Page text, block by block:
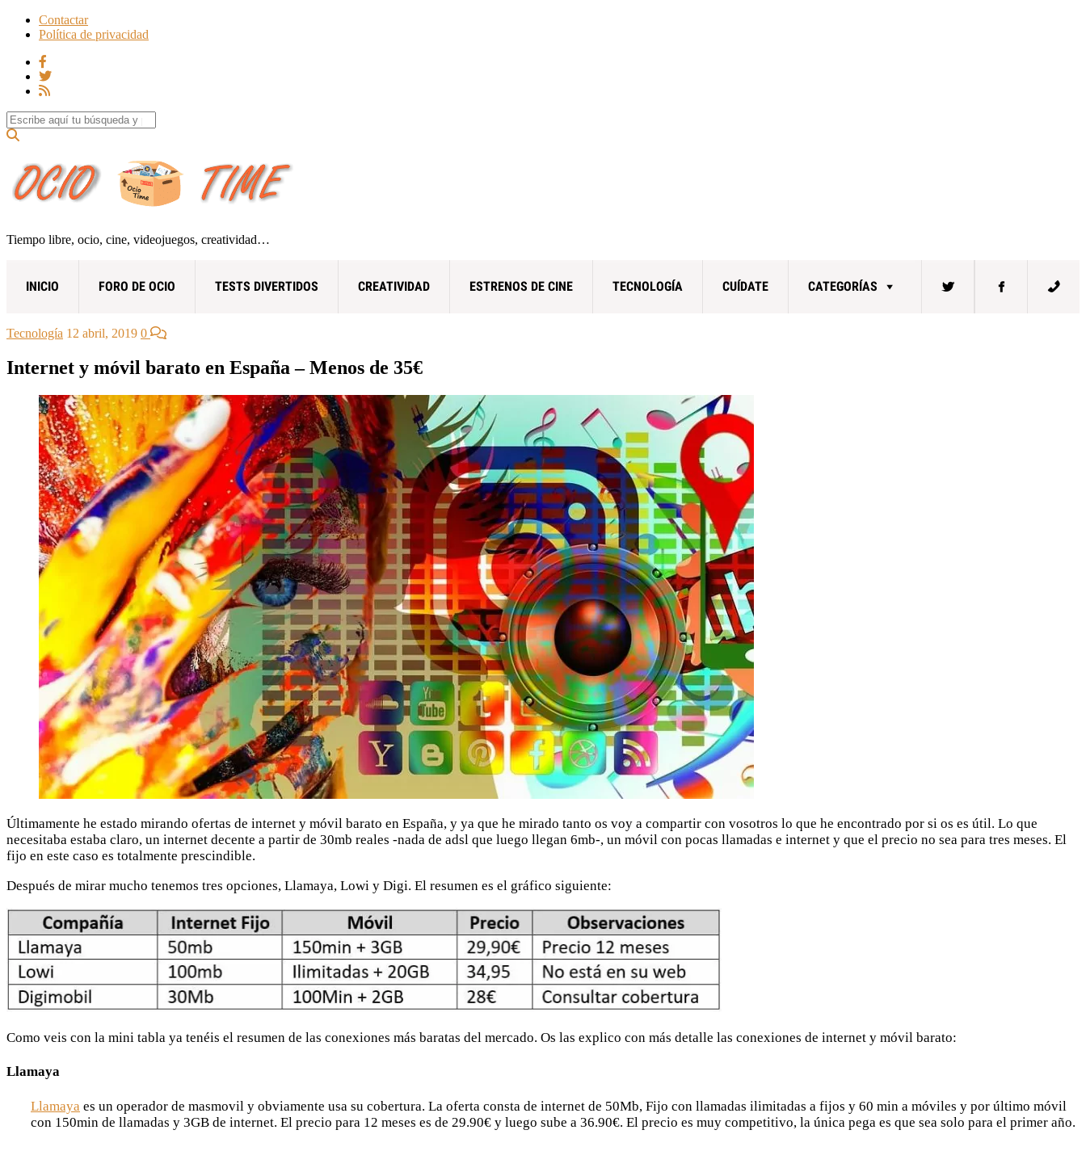
Contactar
Política de privacidad
Search for:
Tiempo libre, ocio, cine, videojuegos, creatividad…
INICIO FORO DE OCIO TESTS DIVERTIDOS CREATIVIDAD ESTRENOS DE CINE TECNOLOGÍA CUÍDATE CATEGORÍAS
Tecnología 12 abril, 2019 0
Internet y móvil barato en España – Menos de 35€
Últimamente he estado mirando ofertas de internet y móvil barato en España, y ya que he mirado tanto os voy a compartir con vosotros lo que he encontrado por si os es útil. Lo que
necesitaba estaba claro, un internet decente a partir de 30mb reales -nada de adsl que luego llegan 6mb-, un móvil con pocas llamadas e internet y que el precio no sea para tres meses. El
fijo en este caso es totalmente prescindible.
Después de mirar mucho tenemos tres opciones, Llamaya, Lowi y Digi. El resumen es el gráfico siguiente:
Como veis con la mini tabla ya tenéis el resumen de las conexiones más baratas del mercado. Os las explico con más detalle las conexiones de internet y móvil barato:
Llamaya
Llamaya es un operador de masmovil y obviamente usa su cobertura. La oferta consta de internet de 50Mb, Fijo con llamadas ilimitadas a fijos y 60 min a móviles y por último móvil
con 150min de llamadas y 3GB de internet. El precio para 12 meses es de 29.90€ y luego sube a 36.90€. El precio es muy competitivo, la única pega es que sea solo para el primer año.